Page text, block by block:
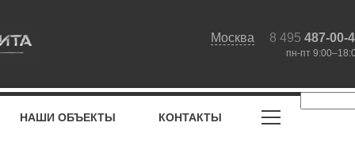
Москва 8 495 487-00-
пн-пт
НАШИ ОБЪЕКТЫ КОНТАКТЫ